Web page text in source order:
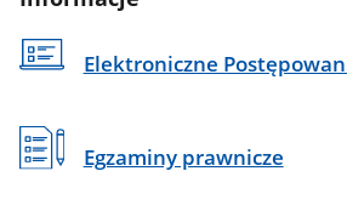
Elektroniczne
Egzaminy prawnicze